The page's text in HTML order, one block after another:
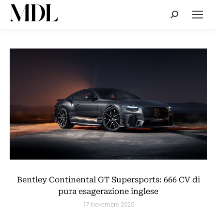
Cerca:
Bentley Continental GT Supersports: 666 CV di
pura esagerazione inglese
17 Novembre 2025